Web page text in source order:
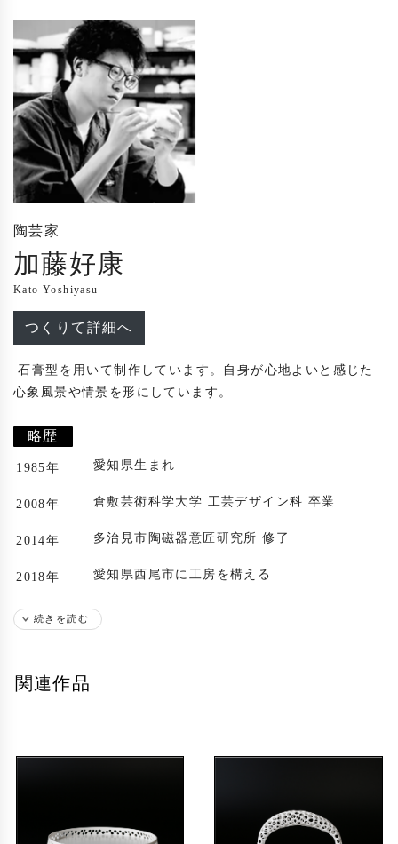
陶芸家
加藤好康
Kato Yoshiyasu
つくりて詳細へ
石膏型を用いて制作しています。自身が心地よいと感じた
心象風景や情景を形にしています。
略歴
1985年 愛知県生まれ
2008年 倉敷芸術科学大学 工芸デザイン科 卒業
2014年 多治見市陶磁器意匠研究所 修了
2018年 愛知県西尾市に工房を構える
続きを読む
関連作品